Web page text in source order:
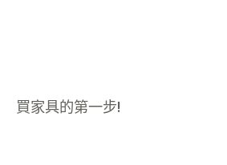
買家具的第一步!